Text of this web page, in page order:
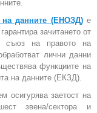
на данните (ЕНОЗД)е
зачитането от
съюз на правото на
лични данни
функциите на
на данните (ЕКЗД).
осигурява заетост на
звена/сектора и